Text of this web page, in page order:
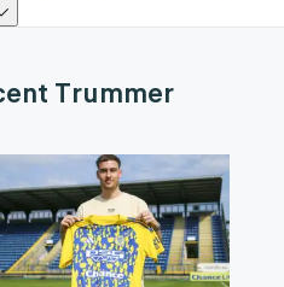
Trummer